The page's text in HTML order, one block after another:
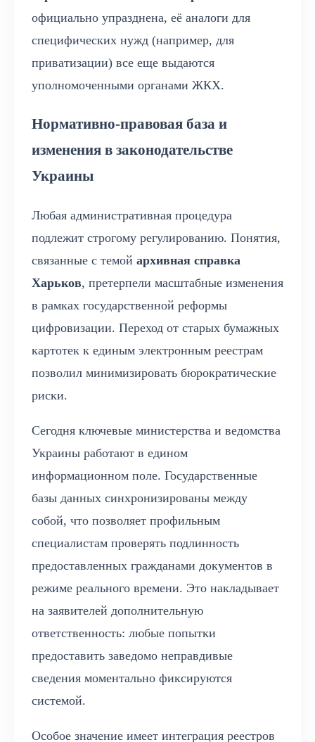
официально упразднена, её аналоги для
специфических нужд (например, для
приватизации) все еще выдаются
уполномоченными органами ЖКХ.
Нормативно-правовая база и
изменения в законодательстве
Украины
Любая административная процедура
подлежит строгому регулированию. Понятия,
связанные с темой архивная справка
Харьков, претерпели масштабные изменения
в рамках государственной реформы
цифровизации. Переход от старых бумажных
картотек к единым электронным реестрам
позволил минимизировать бюрократические
риски.
Сегодня ключевые министерства и ведомства
Украины работают в едином
информационном поле. Государственные
базы данных синхронизированы между
собой, что позволяет профильным
специалистам проверять подлинность
предоставленных гражданами документов в
режиме реального времени. Это накладывает
на заявителей дополнительную
ответственность: любые попытки
предоставить заведомо неправдивые
сведения моментально фиксируются
системой.
Особое значение имеет интеграция реестров